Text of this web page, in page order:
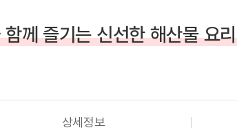
께 즐기는 신선한 해산물 요리
상세정보